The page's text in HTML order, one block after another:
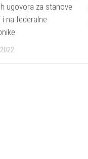
ugovora za stanove
i na federalne